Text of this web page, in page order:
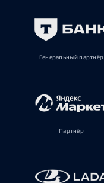
Генеральный партнёр
Партнёр